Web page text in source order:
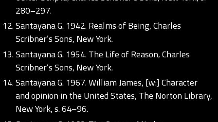
280–297.
Santayana G. 1942. Realms of Being, Charles
Scribner’s Sons, New York.
Santayana G. 1954. The Life of Reason, Charles
Scribner’s Sons, New York.
Santayana G. 1967. William James, [w:] Character
and opinion in the United States, The Norton Library,
New York, s. 64–96.